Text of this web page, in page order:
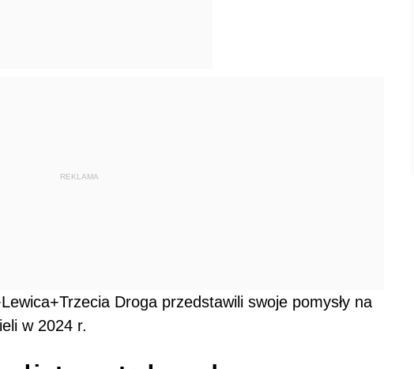
REKLAMA
Droga przedstawili swoje pomysły na
w 2024 r.